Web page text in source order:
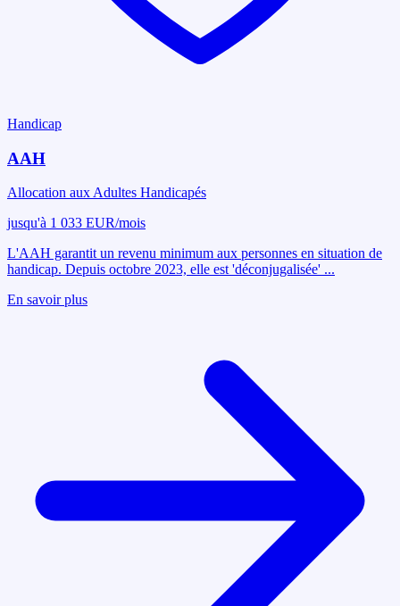
Handicap
AAH
Allocation aux Adultes Handicapés
jusqu'à 1 033 EUR/mois
L'AAH garantit un revenu minimum aux personnes en situation de
handicap. Depuis octobre 2023, elle est 'déconjugalisée' ...
En savoir plus